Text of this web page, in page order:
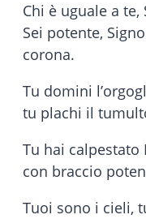
Chi è uguale a
Sei potente,
corona.
Tu domini
tu plachi il
Tu hai calpestato
con braccio
Tuoi sono i cieli,